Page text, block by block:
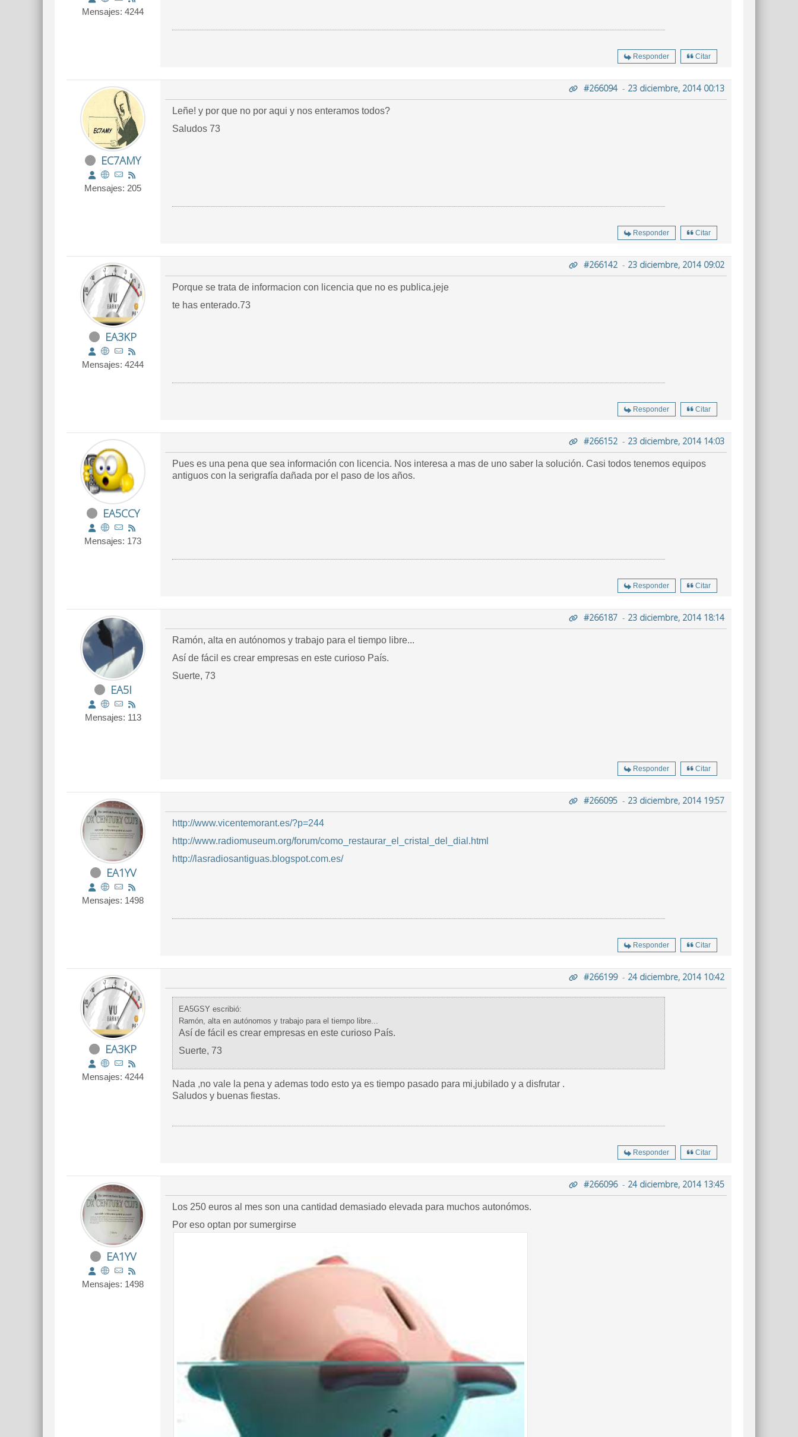
Mensajes: 4244
Responder Citar
EC7AMY
Mensajes: 205
#266094- 23 diciembre, 2014 00:13
Leñe! y por que no por aqui y nos enteramos todos?
Saludos 73
Responder Citar
EA3KP
Mensajes: 4244
#266142 - 23 diciembre, 2014 09:02
Porque se trata de informacion con licencia que no es publica.jeje
te has enterado.73
Responder Citar
EA5CCY
Mensajes: 173
#266152 - 23 diciembre, 2014 14:03
Pues es una pena que sea información con licencia. Nos interesa a mas de uno saber la solución. Casi todos tenemos equipos
antiguos con la serigrafía dañada por el paso de los años.
Responder Citar
EA5I
Mensajes: 113
#266187 - 23 diciembre, 2014 18:14
Ramón, alta en autónomos y trabajo para el tiempo libre...
Así de fácil es crear empresas en este curioso País.
Suerte, 73
Responder Citar
EA1YV
Mensajes: 1498
#266095 - 23 diciembre, 2014 19:57
http://www.vicentemorant.es/?p=244
http://www.radiomuseum.org/forum/como_restaurar_el_cristal_del_dial.html
http://lasradiosantiguas.blogspot.com.es/
Responder Citar
EA3KP
Mensajes: 4244
#266199- 24 diciembre, 2014 10:42
EA5GSY escribió:
Ramón, alta en autónomos y trabajo para el tiempo libre...
Así de fácil es crear empresas en este curioso País.
Suerte, 73
Nada ,no vale la pena y ademas todo esto ya es tiempo pasado para mi,jubilado y a disfrutar .
Saludos y buenas fiestas.
Responder Citar
EA1YV
Mensajes: 1498
#266096- 24 diciembre, 2014 13:45
Los 250 euros al mes son una cantidad demasiado elevada para muchos autonómos.
Por eso optan por sumergirse